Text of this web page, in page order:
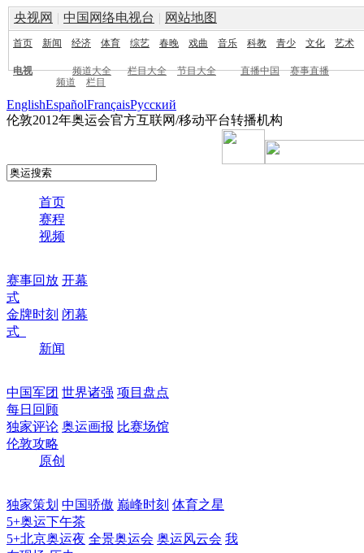
央视网 | 中国网络电视台 | 网站地图
首页 新闻 经济 体育 综艺 春晚 戏曲 音乐 科教 青少 文化 艺术
电视 频道大全 栏目大全 节目大全 直播中国
赛事直播
频道
栏目
EnglishEspañolFrançaisPусский
伦敦2012年奥运会官方互联网/移动平台转播机构
首页
赛程
视频
赛事回放 开幕
式
金牌时刻 闭幕
式
新闻
中国军团 世界诸强 项目盘点
每日回顾
独家评论 奥运画报 比赛场馆
伦敦攻略
原创
独家策划 中国骄傲 巅峰时刻 体育之星
5+奥运下午茶
5+北京奥运夜 全景奥运会 奥运风云会 我